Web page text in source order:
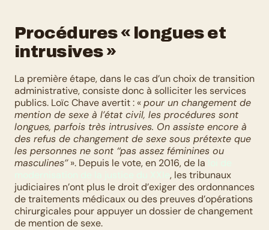
Procédures « longues et
intrusives »
La première étape, dans le cas d’un choix de transition
administrative, consiste donc à solliciter les services
publics. Loïc Chave avertit : « pour un changement de
mention de sexe à l’état civil, les procédures sont
longues, parfois très intrusives. On assiste encore à
des refus de changement de sexe sous prétexte que
les personnes ne sont ‘‘pas assez féminines ou
masculines’’ ». Depuis le vote, en 2016, de la
, les tribunaux
judiciaires n’ont plus le droit d’exiger des ordonnances
de traitements médicaux ou des preuves d’opérations
chirurgicales pour appuyer un dossier de changement
de mention de sexe.